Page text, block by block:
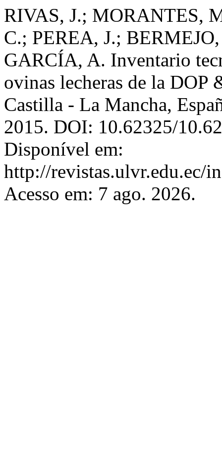
RIVAS, J.; MORANTES,
C.; PEREA, J.;
GARCÍA, A. Inventario
ovinas lecheras de la
Castilla - La Mancha,
2015. DOI: 10.62325/
Disponível em:
http://revistas.ulvr.edu.ec/
Acesso em: 7 ago. 2026.